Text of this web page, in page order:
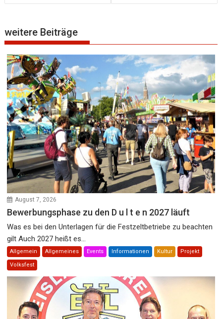
weitere Beiträge
August 7, 2026
Bewerbungsphase zu den D u l t e n 2027 läuft
Was es bei den Unterlagen für die Festzeltbetriebe zu beachten
gilt Auch 2027 heißt es...
Allgemein Allgemeines Events Informationen Kultur Projekt
Volksfest